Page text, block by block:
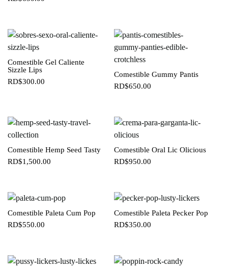
Comestible Gel Caliente
Sizzle Lips
RD$300.00
Comestible Gummy Pantis
RD$650.00
Comestible Hemp Seed Tasty
RD$1,500.00
Comestible Oral Lic Olicious
RD$950.00
Comestible Paleta Cum Pop
RD$550.00
Comestible Paleta Pecker Pop
RD$350.00